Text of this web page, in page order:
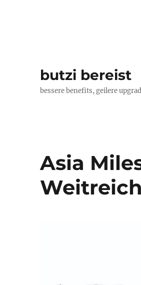
butzi bereist
bessere benefits, geilere
Asia